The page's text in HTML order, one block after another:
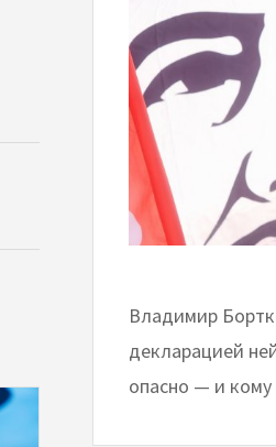
Владимир
декларацией
опасно — и кому